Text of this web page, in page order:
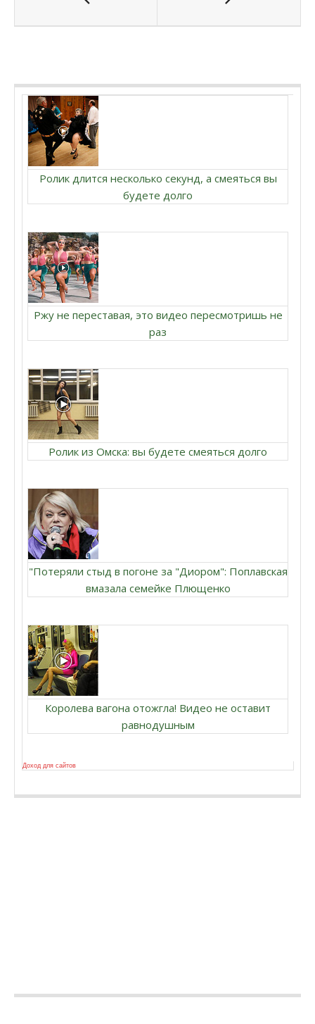
Ролик длится несколько секунд, а смеяться вы
будете долго
Ржу не переставая, это видео пересмотришь не
раз
Ролик из Омска: вы будете смеяться долго
"Потеряли стыд в погоне за "Диором": Поплавская
вмазала семейке Плющенко
Королева вагона отожгла! Видео не оставит
равнодушным
Доход для сайтов